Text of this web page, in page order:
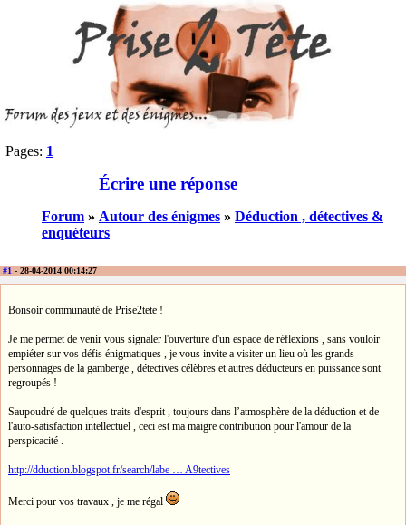
Pages: 1
Écrire une réponse
Forum » Autour des énigmes » Déduction , détectives &
enquéteurs
#1 - 28-04-2014 00:14:27
Bonsoir communauté de Prise2tete !
Je me permet de venir vous signaler l'ouverture d'un espace de réflexions , sans vouloir
empiéter sur vos défis énigmatiques , je vous invite a visiter un lieu où les grands
personnages de la gamberge , détectives célèbres et autres déducteurs en puissance sont
regroupés !
Saupoudré de quelques traits d'esprit , toujours dans l’atmosphère de la déduction et de
l'auto-satisfaction intellectuel , ceci est ma maigre contribution pour l'amour de la
perspicacité .
http://dduction.blogspot.fr/search/labe … A9tectives
Merci pour vos travaux , je me régal